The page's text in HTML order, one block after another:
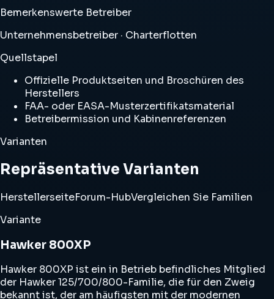
Bemerkenswerte Betreiber
Unternehmensbetreiber · Charterflotten
Quellstapel
Offizielle Produktseiten und Broschüren des
Herstellers
FAA- oder EASA-Musterzertifikatsmaterial
Betreibermission und Kabinenreferenzen
Varianten
Repräsentative Varianten
HerstellerseiteForum-HubVergleichen Sie Familien
Variante
Hawker 800XP
Hawker 800XP ist ein in Betrieb befindliches Mitglied
der Hawker 125/700/800-Familie, die für den Zweig
bekannt ist, der am häufigsten mit der modernen